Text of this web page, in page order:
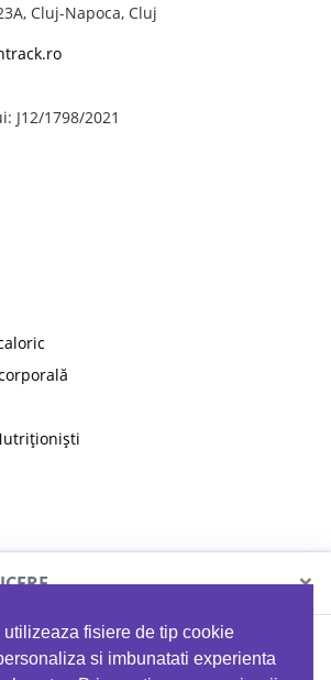
utilizeaza fisiere de tip cookie
si imbunatati experienta
Cluj-Napoca, Cluj
J12/1798/2021
×